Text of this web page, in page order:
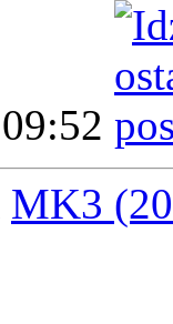
09:52
MK3